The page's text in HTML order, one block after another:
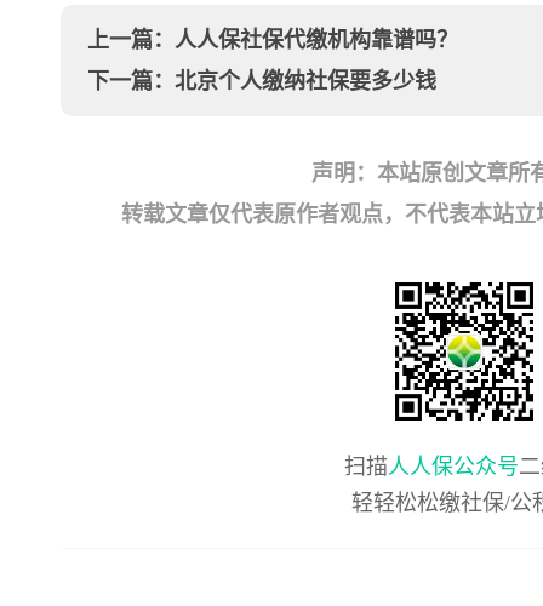
上一篇： 人人保社保代缴机构靠谱吗？
下一篇： 北京个人缴纳社保要多少钱
声明：本站原创文章所
转载文章仅代表原作者观点，不代表本站
扫描人人保公众号
轻轻松松缴社保/公